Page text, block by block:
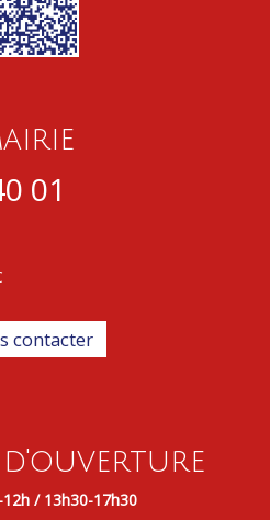
01
contacter
/ 13h30-17h30